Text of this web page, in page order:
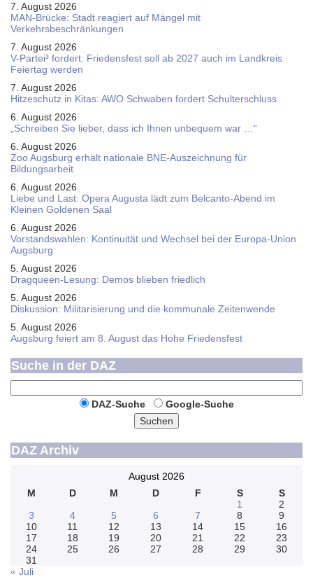
7. August 2026
MAN-Brücke: Stadt reagiert auf Mängel mit
Verkehrsbeschränkungen
7. August 2026
V-Partei­³ fordert: Friedens­fest soll ab 2027 auch im Land­kreis
Feier­tag werden
7. August 2026
Hitzeschutz in Kitas: AWO Schwaben fordert Schulterschluss
6. August 2026
„Schreiben Sie lieber, dass ich Ihnen unbequem war …“
6. August 2026
Zoo Augsburg erhält nationale BNE-Auszeichnung für
Bildungsarbeit
6. August 2026
Liebe und Last: Opera Augusta lädt zum Belcanto-Abend im
Kleinen Goldenen Saal
6. August 2026
Vorstandswahlen: Kontinuität und Wechsel bei der Europa-Union
Augsburg
5. August 2026
Dragqueen-Lesung: Demos blieben friedlich
5. August 2026
Diskussion: Mi­li­ta­ri­sie­rung und die kommunale Zeitenwende
5. August 2026
Augsburg feiert am 8. August das Hohe Friedensfest
Suche in der DAZ
DAZ-Suche
Google-Suche
Suchen
DAZ Archiv
August 2026
M
D M D F S
S
1
2
3
4 5 6 7 8
9
10
11 12 13 14 15
16
17
18 19 20 21 22
23
24
25 26 27 28 29
30
31
« Juli